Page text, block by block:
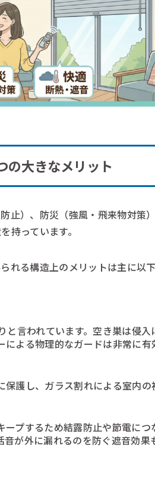
の大きなメリット
止）、防災（強風・飛来物対策
持っています。
れる構造上のメリットは主に以
言われています。空き巣は侵入
よる物理的なガードは非常に有
護し、ガラス割れによる室内の
プするため結露防止や節電につ
が外に漏れるのを防ぐ遮音効果